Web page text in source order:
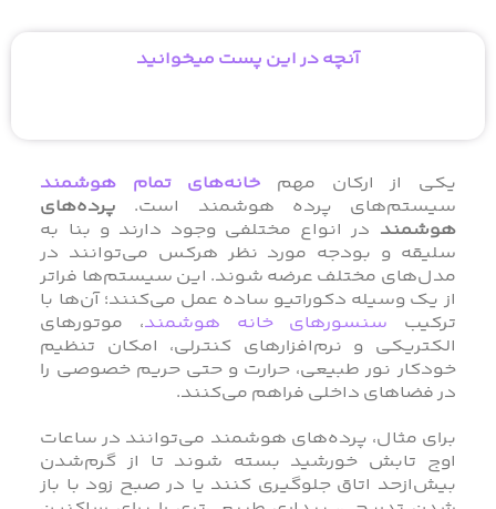
آنچه در این پست میخوانید
یکی از ارکان مهم خانه‌های تمام هوشمند
سیستم‌های پرده هوشمند است. پرده‌های
هوشمند در انواع مختلفی وجود دارند و بنا به
سلیقه و بودجه مورد نظر هرکس می‌توانند در
مدل‌های مختلف عرضه شوند. این سیستم‌ها فراتر
از یک وسیله دکوراتیو ساده عمل می‌کنند؛ آن‌ها با
ترکیب سنسورهای خانه هوشمند، موتورهای
الکتریکی و نرم‌افزارهای کنترلی، امکان تنظیم
خودکار نور طبیعی، حرارت و حتی حریم خصوصی را
در فضاهای داخلی فراهم می‌کنند.
برای مثال، پرده‌های هوشمند می‌توانند در ساعات
اوج تابش خورشید بسته شوند تا از گرم‌شدن
بیش‌ازحد اتاق جلوگیری کنند یا در صبح زود با باز